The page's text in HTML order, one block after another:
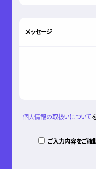
メッセージ
個人情報の取扱いについて
ご入力内容をご確